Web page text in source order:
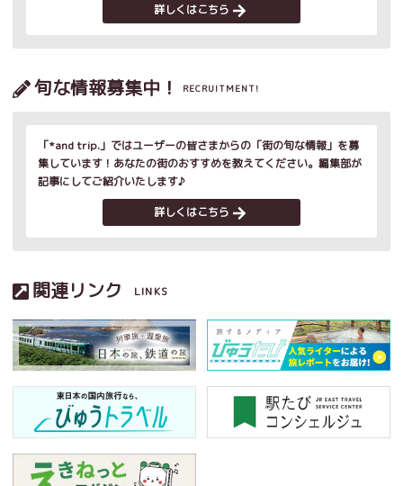
詳しくはこちら
旬な情報募集中！ RECRUITMENT!
「*and trip.」ではユーザーの皆さまからの「街の旬な情報」を募
集しています！あなたの街のおすすめを教えてください。編集部が
記事にしてご紹介いたします♪
詳しくはこちら
関連リンク LINKS